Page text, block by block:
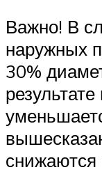
Важно! В
наружных
30%
снижаются